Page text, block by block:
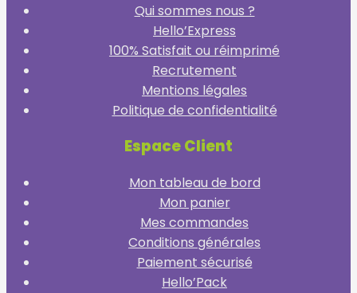
Qui sommes nous ?
Hello’Express
100% Satisfait ou réimprimé
Recrutement
Mentions légales
Politique de confidentialité
Espace Client
Mon tableau de bord
Mon panier
Mes commandes
Conditions générales
Paiement sécurisé
Hello’Pack